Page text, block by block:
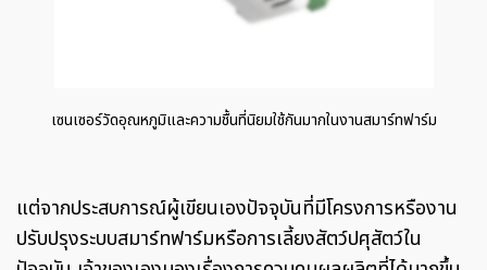
เซนเซอร์วัดอุณหภูมิและความชื้นที่นิยมใช้กันมากในงานสมาร์ทฟาร์ม
แต่จากประสบการณ์ผู้เขียนเองปัจจุบันที่มีโครงการหรืองาน
ปรับปรุงระบบสมาร์ทฟาร์มหรือการเลี้ยงสัตว์ปศุสัตว์ใน